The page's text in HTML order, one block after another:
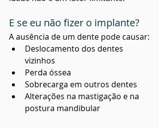
E se eu não fizer o implante?
A ausência de um dente pode causar:
Deslocamento dos dentes
vizinhos
Perda óssea
Sobrecarga em outros dentes
Alterações na mastigação e na
postura mandibular